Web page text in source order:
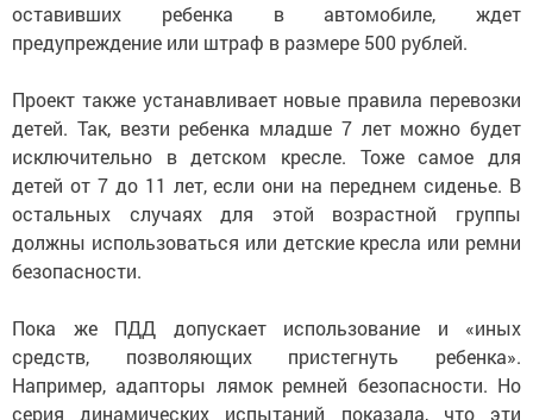
оставивших ребенка в автомобиле, ждет
предупреждение или штраф в размере 500 рублей.
Проект также устанавливает новые правила перевозки
детей. Так, везти ребенка младше 7 лет можно будет
исключительно в детском кресле. Тоже самое для
детей от 7 до 11 лет, если они на переднем сиденье. В
остальных случаях для этой возрастной группы
должны использоваться или детские кресла или ремни
безопасности.
Пока же ПДД допускает использование и «иных
средств, позволяющих пристегнуть ребенка».
Например, адапторы лямок ремней безопасности. Но
серия динамических испытаний показала, что эти